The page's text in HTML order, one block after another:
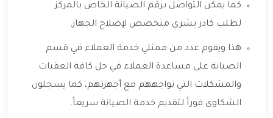
كما يمكن التواصل برقم الصيانة الخاص بالمركز
لطلب كادر بشري متخصص لإصلاح الجهاز.
هذا ويقوم عدد من ممثلي خدمة العملاء في قسم
الصيانة على مساعدة العملاء في حل كافة العقبات
والمشكلات التي تواجههم مع أجهزتهم، كما يسجلون
الشكاوى فوراً لتقديم خدمة الصيانة سريعاً.